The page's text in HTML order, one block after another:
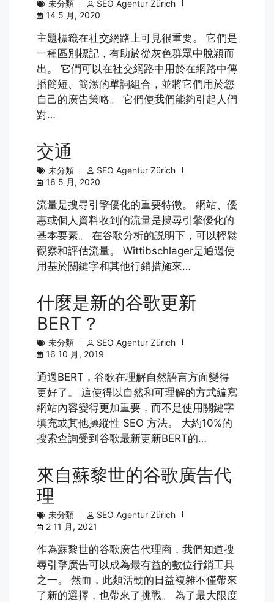
未分類
SEO Agentur Zürich
14 5 月, 2020
主題標籤在社交網路上可見很重要。 它們是
一種區別標記，有助於從灰色群眾中脫穎而
出。 它們可以在社交網路中用於在網路中傳
播簡短、簡潔的單詞組合，並將它們用於您
自己的廣告策略。 它們使我們能夠引起人們
對…
交通
未分類
SEO Agentur Zürich
16 5 月, 2020
流量是搜尋引擎優化的重要特徵。 網站、優
惠或個人資料收到的流量是搜尋引擎優化的
基本要素。 在谷歌分析的説明下，可以輕鬆
觀察和評估流量。 Wittibschlager是通過使
用基於關鍵字和其他行銷措施來…
什麼是新的谷歌更新
BERT？
未分類
SEO Agentur Zürich
16 10 月, 2019
通過BERT，谷歌在理解自然語言方面變得
更好了。 這使得以自然和可理解的方式編寫
網站內容變得更加重要，而不是使用關鍵字
填充或其他操縱性 SEO 方法。 大約10%的
搜索查詢受到谷歌最新更新BERT的…
來自蘇黎世的谷歌廣告代
理
未分類
SEO Agentur Zürich
2 11 月, 2021
作為蘇黎世的谷歌廣告代理商，我們知道搜
尋引擎廣告可以成為最有益的數位行銷工具
之一。 然而，此類活動的日益複雜不僅帶來
了新的選擇，也帶來了挑戰。 為了最大限度